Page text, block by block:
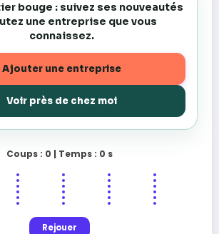
bouge : suivez ses nouveautés
une entreprise que vous
connaissez.
Ajouter une entreprise
Voir près de chez moi
Coups : 0 | Temps : 0 s
🎷 🎼 👑 🥳
📕 📘 🪅 🎨
🥳 🎉 🎤 📘
🎺 📚 📚 🎊
🎷 ✨ 🏮 🎤
🎭 🎶
Rejouer